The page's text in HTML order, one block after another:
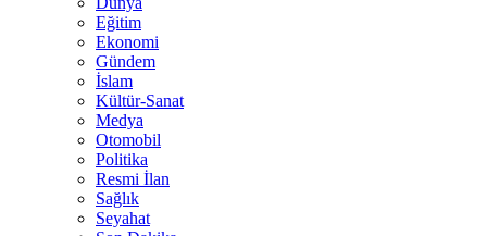
Eğitim
Ekonomi
Gündem
İslam
Kültür-Sanat
Medya
Otomobil
Politika
Resmi İlan
Sağlık
Seyahat